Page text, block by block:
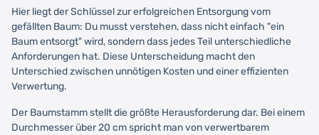
Hier liegt der Schlüssel zur erfolgreichen Entsorgung vom
gefällten Baum: Du musst verstehen, dass nicht einfach "ein
Baum entsorgt" wird, sondern dass jedes Teil unterschiedliche
Anforderungen hat. Diese Unterscheidung macht den
Unterschied zwischen unnötigen Kosten und einer effizienten
Verwertung.
Der Baumstamm stellt die größte Herausforderung dar. Bei einem
Durchmesser über 20 cm spricht man von verwertbarem